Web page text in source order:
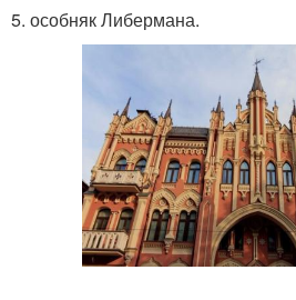
5. особняк Либермана.